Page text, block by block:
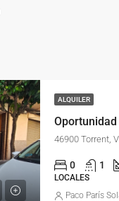
ALQUILER
46900 Torrent,
0 1
LOCALES
Paco París